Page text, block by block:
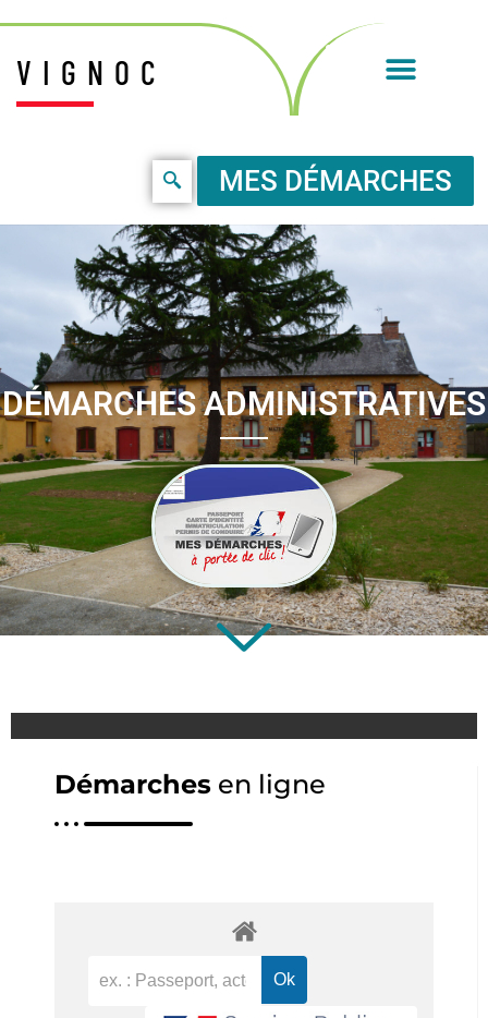
VIGNOC
MES DÉMARCHES
DÉMARCHES ADMINISTRATIVES
Démarches en ligne